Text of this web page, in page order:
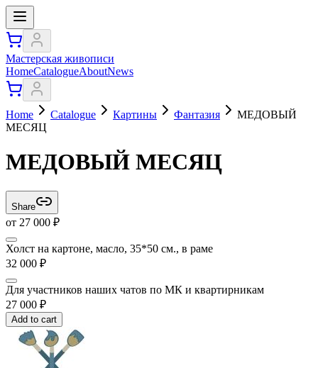
Мастерская живописи
HomeCatalogueAboutNews
Home Catalogue Картины Фантазия
МЕДОВЫЙ
МЕСЯЦ
МЕДОВЫЙ МЕСЯЦ
Share
от 27 000 ₽
Холст на картоне, масло, 35*50 см., в раме
32 000 ₽
Для участников наших чатов по МК и квартирникам
27 000 ₽
Add to cart